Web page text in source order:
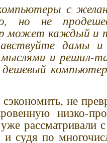
с
но не
может каждый и
дамы
мыслями и решил-
не
низко-
рассматривали
судя по